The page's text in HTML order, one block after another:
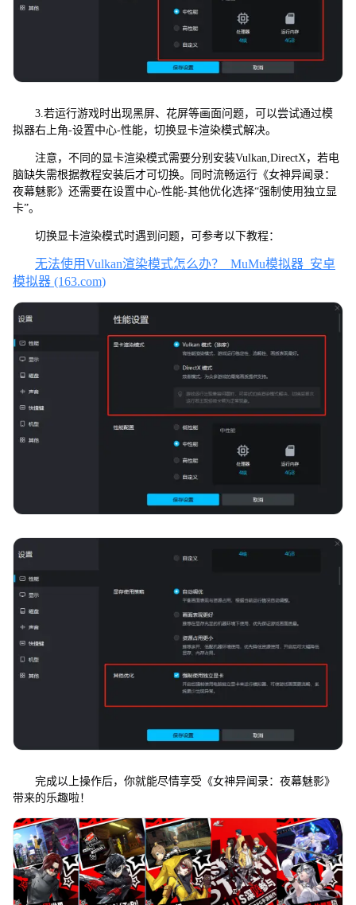
3.若运行游戏时出现黑屏、花屏等画面问题，可以尝试通过模
拟器右上角-设置中心-性能，切换显卡渲染模式解决。
注意，不同的显卡渲染模式需要分别安装Vulkan,DirectX，若电
脑缺失需根据教程安装后才可切换。同时流畅运行《女神异闻录：
夜幕魅影》还需要在设置中心-性能-其他优化选择“强制使用独立显
卡”。
切换显卡渲染模式时遇到问题，可参考以下教程：
无法使用Vulkan渲染模式怎么办？_MuMu模拟器_安卓
模拟器 (163.com)
完成以上操作后，你就能尽情享受《女神异闻录：夜幕魅影》
带来的乐趣啦！